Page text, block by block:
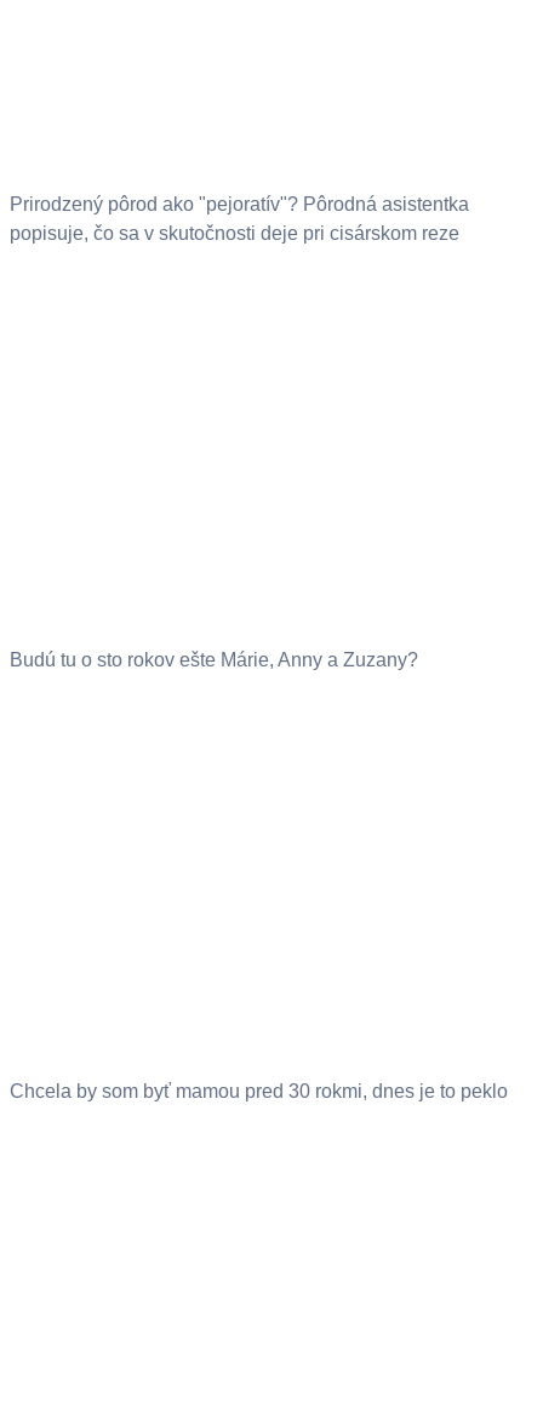
Prirodzený pôrod ako "pejoratív"? Pôrodná asistentka
popisuje, čo sa v skutočnosti deje pri cisárskom reze
Budú tu o sto rokov ešte Márie, Anny a Zuzany?
Chcela by som byť mamou pred 30 rokmi, dnes je to peklo